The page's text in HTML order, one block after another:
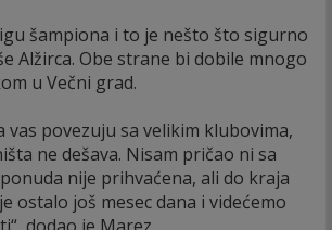
šampiona i to je nešto što sigurno
Alžirca. Obe strane bi dobile mnogo
u Večni grad.
vas povezuju sa velikim klubovima,
ne dešava. Nisam pričao ni sa
nije prihvaćena, ali do kraja
ostalo još mesec dana i videćemo